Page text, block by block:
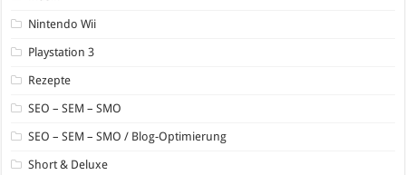
Nintendo Wii
Playstation 3
Rezepte
SEO – SEM – SMO
SEO – SEM – SMO / Blog-Optimierung
Short & Deluxe